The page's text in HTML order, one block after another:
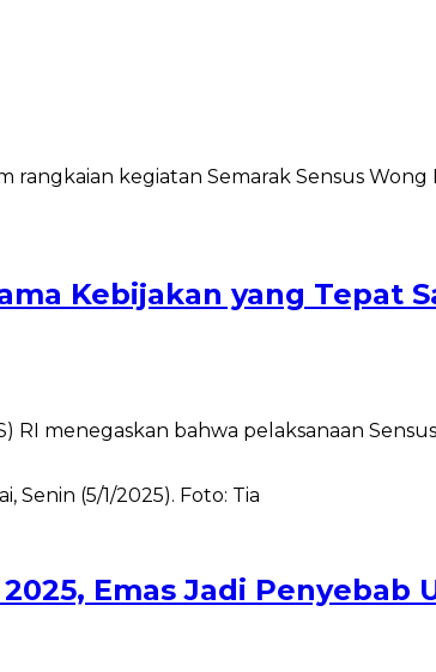
Kebijakan yang Tepat
RI menegaskan bahwa pelaksanaan
Emas Jadi Penyebab